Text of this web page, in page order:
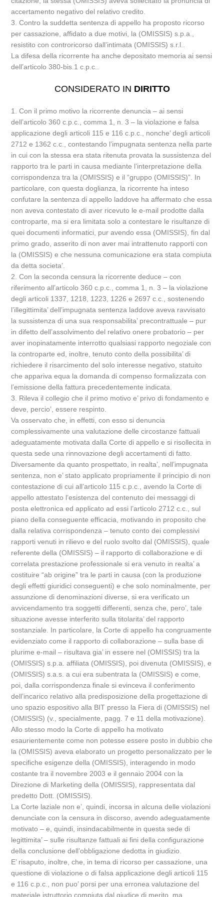
accertamento negativo del relativo credito.
3. Contro la suddetta sentenza di appello ha proposto ricorso
per cassazione, affidato a due motivi, la (OMISSIS) s.p.a.,
resistito con controricorso dall’intimata (OMISSIS) s.r.l..
La difesa della ricorrente ha anche depositato memoria ai sensi
dell’articolo 380-bis.1 c.p.c..
CONSIDERATO IN DIRITTO
1. Con il primo motivo la ricorrente denuncia – ai sensi
dell’articolo 360 c.p.c., comma 1, n. 3 – la violazione e falsa
applicazione degli articoli 115 e 116 c.p.c., nonche’ degli articoli
2712 e 1362 c.c., contestando l’impugnata sentenza nella parte
in cui con la stessa era stata ritenuta provata la sussistenza del
rapporto tra le parti in causa mediante l’interpretazione della
corrispondenza tra la (OMISSIS) e il “gruppo (OMISSIS)”. In
particolare, con questa doglianza, la ricorrente ha inteso
confutare la sentenza di appello laddove ha affermato che essa
non aveva contestato di aver ricevuto le e-mail prodotte dalla
controparte, ma si era limitata solo a contestare le risultanze di
quei documenti informatici, pur avendo essa (OMISSIS), fin dal
primo grado, asserito di non aver mai intrattenuto rapporti con
la (OMISSIS) e che nessuna comunicazione era stata compiuta
da detta societa’.
2. Con la seconda censura la ricorrente deduce – con
riferimento all’articolo 360 c.p.c., comma 1, n. 3 – la violazione
degli articoli 1337, 1218, 1223, 1226 e 2697 c.c., sostenendo
l’illegittimita’ dell’impugnata sentenza laddove aveva ravvisato
la sussistenza di una sua responsabilita’ precontrattuale – pur
in difetto dell’assolvimento del relativo onere probatorio – per
aver inopinatamente interrotto qualsiasi rapporto negoziale con
la controparte ed, inoltre, tenuto conto della possibilita’ di
richiedere il risarcimento del solo interesse negativo, statuito
che appariva equa la domanda di compenso formalizzata con
l’emissione della fattura precedentemente indicata.
3. Rileva il collegio che il primo motivo e’ privo di fondamento e
deve, percio’, essere respinto.
Va osservato che, in effetti, con esso si denuncia
complessivamente una valutazione delle circostanze fattuali
adeguatamente motivata dalla Corte di appello e si risollecita in
questa sede una rinnovazione degli accertamenti di fatto.
Diversamente da quanto prospettato, in realta’, nell’impugnata
sentenza, non e’ stato applicato propriamente il principio di non
contestazione di cui all’articolo 115 c.p.c., avendo la Corte di
appello attestato l’esistenza del contenuto dei messaggi di
posta elettronica ed applicato ad essi l’articolo 2712 c.c., sul
piano della conseguente efficacia, motivando in proposito che
dalla relativa corrispondenza – tenuto conto dei complessivi
rapporti venuti in rilievo e del ruolo svolto dal (OMISSIS), quale
referente della (OMISSIS) – il rapporto di collaborazione e di
correlata prestazione professionale si era venuto in realta’ a
costituire “ab origine” tra le parti in causa (con la produzione
degli effetti giuridici conseguenti) e che solo nominalmente, per
assunzione di denominazioni diverse, si era verificato un
avvicendamento tra soggetti differenti, senza che, pero’, tale
situazione avesse interferito sulla titolarita’ del rapporto
sostanziale. In particolare, la Corte di appello ha congruamente
evidenziato come il rapporto di collaborazione – sulla base di
plurime e-mail – risultava gia’ in essere nel (OMISSIS) tra la
(OMISSIS) s.p.a. affiliata (OMISSIS), poi divenuta (OMISSIS), e
(OMISSIS) s.a.s. a cui era subentrata la (OMISSIS) e come,
poi, dalla corrispondenza finale si evinceva il conferimento
dell’incarico relativo alla predisposizione della progettazione di
uno spazio espositivo alla BIT presso la Fiera di (OMISSIS) nel
(OMISSIS) (v., specialmente, pagg. 7 e 11 della motivazione).
Allo stesso modo la Corte di appello ha motivato
esaurientemente come non potesse essere posto in dubbio che
la (OMISSIS) aveva elaborato un progetto personalizzato per le
specifiche esigenze della (OMISSIS), interagendo in modo
costante tra il novembre 2003 e il gennaio 2004 con la
Direzione di Marketing della (OMISSIS), rappresentata dal
predetto Dott. (OMISSIS).
La Corte laziale non e’, quindi, incorsa in alcuna delle violazioni
denunciate con la censura in discorso, avendo adeguatamente
motivato – e, quindi, insindacabilmente in questa sede di
legittimita’ – sulle risultanze fattuali ai fini della configurazione
della conclusione dell’obbligazione dedotta in giudizio.
E’ risaputo, inoltre, che, in tema di ricorso per cassazione, una
questione di violazione o di falsa applicazione degli articoli 115
e 116 c.p.c., non puo’ porsi per una erronea valutazione del
materiale istruttorio compiuta dal giudice di merito, ma,